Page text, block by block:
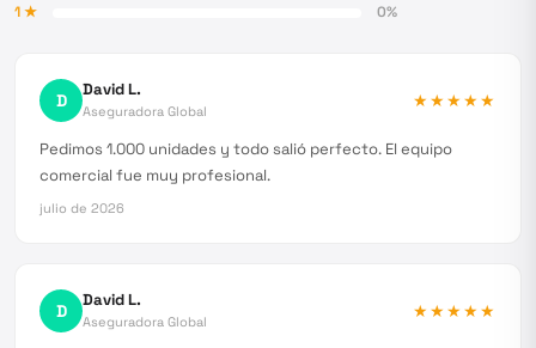
1★ 0%
D David L.
Aseguradora Global
★★★★★
Pedimos 1.000 unidades y todo salió perfecto. El equipo
comercial fue muy profesional.
julio de 2026
D David L.
Aseguradora Global
★★★★★